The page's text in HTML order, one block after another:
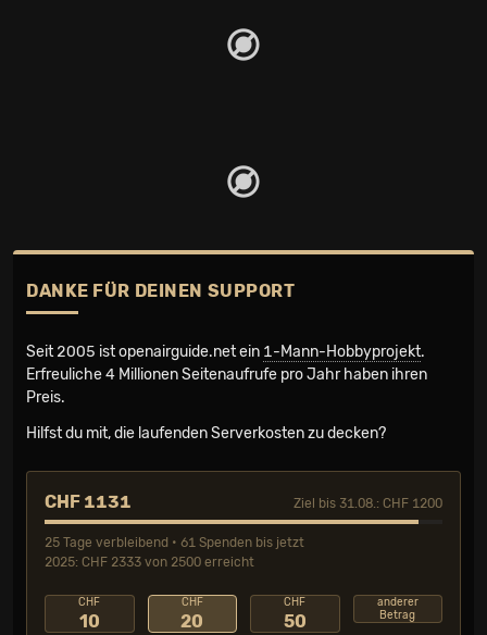
DANKE FÜR DEINEN SUPPORT
Seit 2005 ist openairguide.net ein 1-Mann-Hobbyprojekt.
Erfreuliche 4 Millionen Seiten­aufrufe pro Jahr haben ihren
Preis.
Hilfst du mit, die laufenden Serverkosten zu decken?
CHF 1131 Ziel bis 31.08.: CHF 1200
25 Tage verbleibend • 61 Spenden bis jetzt
2025: CHF 2333 von 2500 erreicht
CHF
10
CHF
20
CHF
50
anderer
Betrag